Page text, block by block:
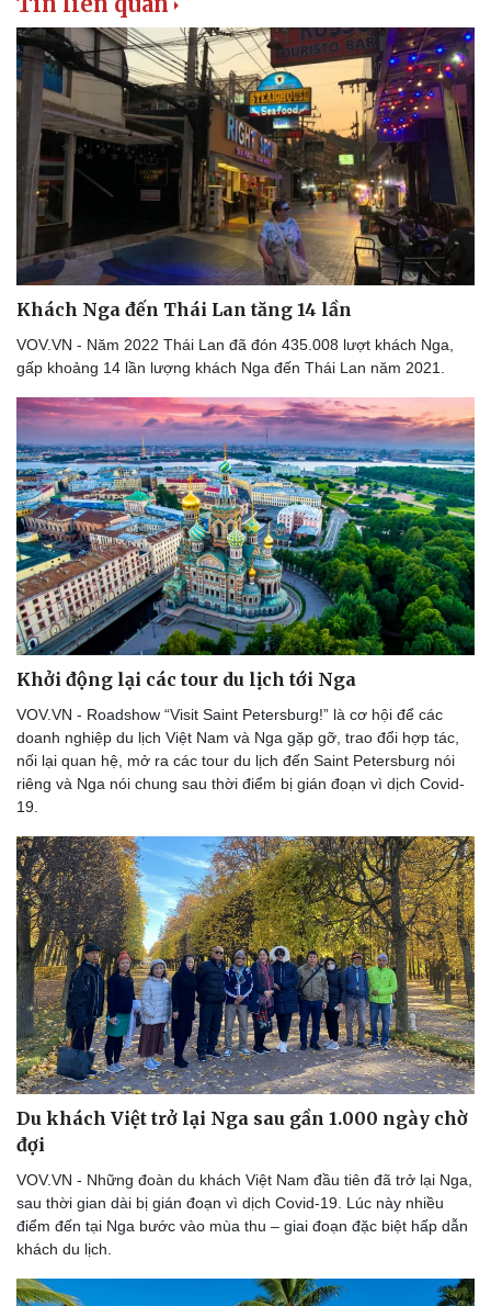
Doanh nghiệp
Thông tin doanh nghiệp
Doanh nghiệp 24h
Doanh nhân
Vì cộng đồng
Công nghệ
Sành điệu
Tin Công nghệ
Trải nghiệm
Chuyển đổi số
Khách Nga đến Thái Lan tăng 14 lần
VOV.VN - Năm 2022 Thái Lan đã đón 435.008 lượt khách Nga,
gấp khoảng 14 lần lượng khách Nga đến Thái Lan năm 2021.
Khởi động lại các tour du lịch tới Nga
VOV.VN - Roadshow “Visit Saint Petersburg!” là cơ hội để các
doanh nghiệp du lịch Việt Nam và Nga gặp gỡ, trao đổi hợp tác,
nối lại quan hệ, mở ra các tour du lịch đến Saint Petersburg nói
riêng và Nga nói chung sau thời điểm bị gián đoạn vì dịch Covid-
19.
Du khách Việt trở lại Nga sau gần 1.000 ngày chờ
đợi
VOV.VN - Những đoàn du khách Việt Nam đầu tiên đã trở lại Nga,
sau thời gian dài bị gián đoạn vì dịch Covid-19. Lúc này nhiều
điểm đến tại Nga bước vào mùa thu – giai đoạn đặc biệt hấp dẫn
khách du lịch.